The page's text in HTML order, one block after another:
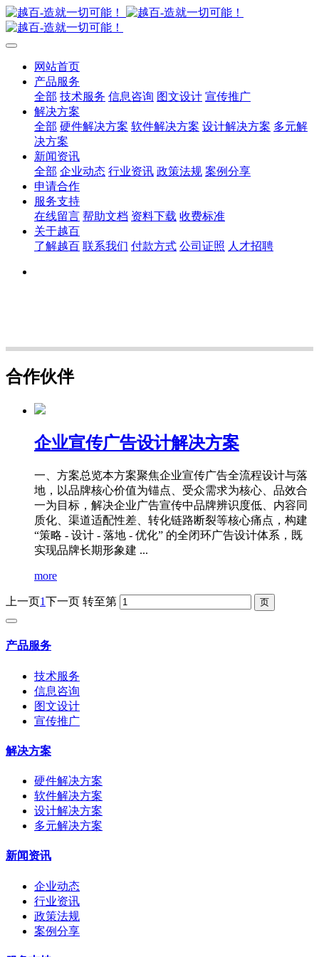
网站首页
产品服务
全部 技术服务 信息咨询 图文设计 宣传推广
解决方案
全部 硬件解决方案 软件解决方案 设计解决方案 多元解
决方案
新闻资讯
全部 企业动态 行业资讯 政策法规 案例分享
申请合作
服务支持
在线留言 帮助文档 资料下载 收费标准
关于越百
了解越百 联系我们 付款方式 公司证照 人才招聘
合作伙伴
企业宣传广告设计解决方案
一、方案总览本方案聚焦企业宣传广告全流程设计与落
地，以品牌核心价值为锚点、受众需求为核心、品效合
一为目标，解决企业广告宣传中品牌辨识度低、内容同
质化、渠道适配性差、转化链路断裂等核心痛点，构建
“策略 - 设计 - 落地 - 优化” 的全闭环广告设计体系，既
实现品牌长期形象建 ...
more
上一页1下一页 转至第
产品服务
技术服务
信息咨询
图文设计
宣传推广
解决方案
硬件解决方案
软件解决方案
设计解决方案
多元解决方案
新闻资讯
企业动态
行业资讯
政策法规
案例分享